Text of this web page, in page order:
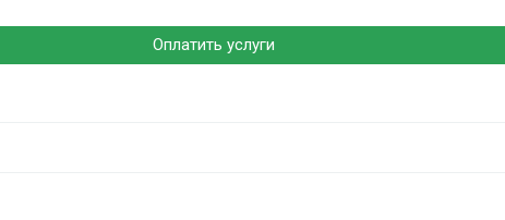
Оплатить услуги